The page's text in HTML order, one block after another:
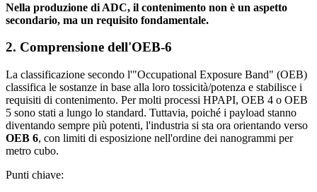
Nella produzione di ADC, il contenimento non è un aspetto
secondario, ma un requisito fondamentale.
2. Comprensione dell'OEB-6
La classificazione secondo l'"Occupational Exposure Band" (OEB)
classifica le sostanze in base alla loro tossicità/potenza e stabilisce i
requisiti di contenimento. Per molti processi HPAPI, OEB 4 o OEB
5 sono stati a lungo lo standard. Tuttavia, poiché i payload stanno
diventando sempre più potenti, l'industria si sta ora orientando verso
OEB 6, con limiti di esposizione nell'ordine dei nanogrammi per
metro cubo.
Punti chiave: